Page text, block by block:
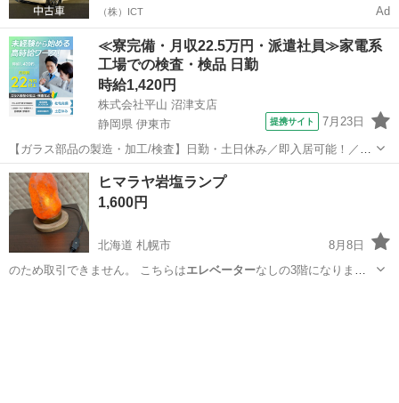
（株）ICT Ad
≪寮完備・月収22.5万円・派遣社員≫家電系
工場での検査・検品 日勤
時給1,420円
株式会社平山 沼津支店
静岡県 伊東市
提携サイト 7月23日
【ガラス部品の製造・加工/検査】日勤・土日休み／即入居可能！／伊
豆でのんびりライフ♪ ガラス部品の製造・加工/検査 【株式会社平山で
の正社員採用（無期雇用派遣）となります】 「2人で同じ職場で働き
たい」 「仕事も休みも一...
静岡 伊東市 その他
ヒマラヤ岩塩ランプ
1,600円
北海道 札幌市
8月8日
のため取引できません。 こちらはエレベーターなしの3階になりま